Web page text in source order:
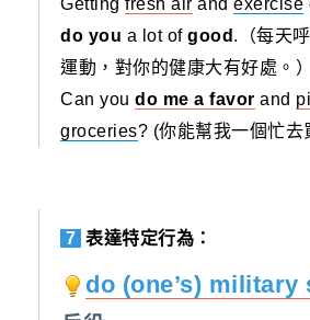
Getting fresh air and exercise
do you a lot of good .（每天
運動，對你的健康大有好處。）
Can you do me a favor and
groceries? (你能幫我一個忙去
7 表達特定行為：
do (one’s) military